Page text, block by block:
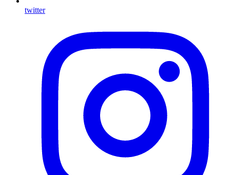
twitter